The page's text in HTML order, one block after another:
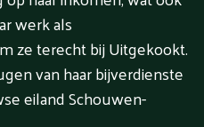
werk als
ze terecht bij Uitgekookt.
van haar bijverdienste
eiland Schouwen-